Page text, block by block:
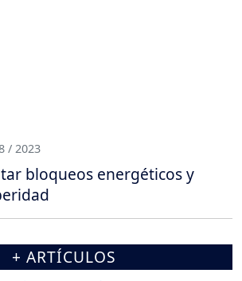
/ 2023
bloqueos energéticos y
+ ARTÍCULOS